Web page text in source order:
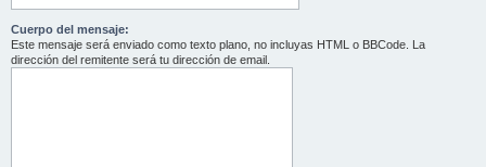
Cuerpo del mensaje:
Este mensaje será enviado como texto plano, no incluyas HTML o BBCode. La
dirección del remitente será tu dirección de email.